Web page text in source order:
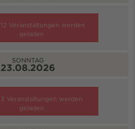
12 Veranstaltungen werden
geladen
SONNTAG
23.08.2026
3 Veranstaltungen werden
geladen